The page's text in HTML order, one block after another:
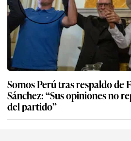
Somos Perú tras respaldo de
Sánchez: “Sus opiniones no
del partido”